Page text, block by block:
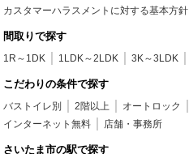
カスタマーハラスメントに対する基本方針
間取りで探す
1R～1DK 1LDK～2LDK 3K～3LDK
こだわりの条件で探す
バストイレ別 2階以上 オートロック
インターネット無料
店舗・事務所
さいたま市の駅で探す